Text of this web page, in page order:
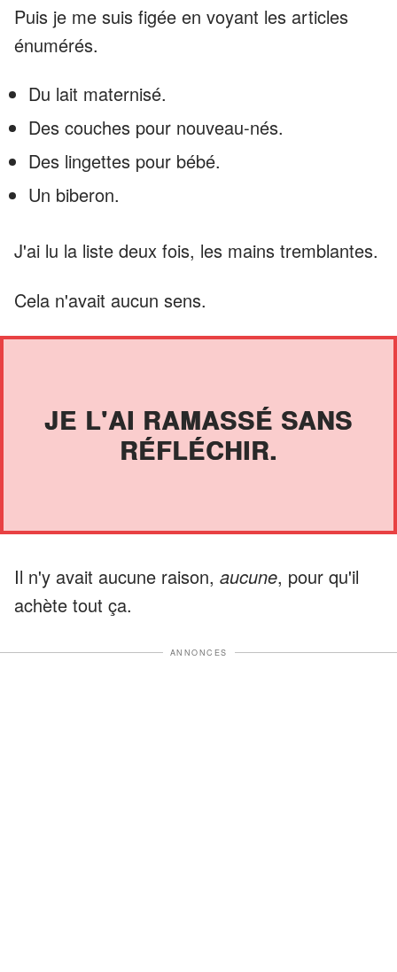
Puis je me suis figée en voyant les articles
énumérés.
Du lait maternisé.
Des couches pour nouveau-nés.
Des lingettes pour bébé.
Un biberon.
J'ai lu la liste deux fois, les mains tremblantes.
Cela n'avait aucun sens.
JE L'AI RAMASSÉ SANS
RÉFLÉCHIR.
Il n'y avait aucune raison, aucune, pour qu'il
achète tout ça.
ANNONCES